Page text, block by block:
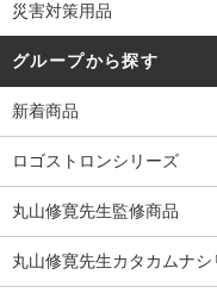
災害対策用品
グループから探す
新着商品
ロゴストロンシリーズ
丸山修寛先生監修商品
丸山修寛先生カタカムナシ